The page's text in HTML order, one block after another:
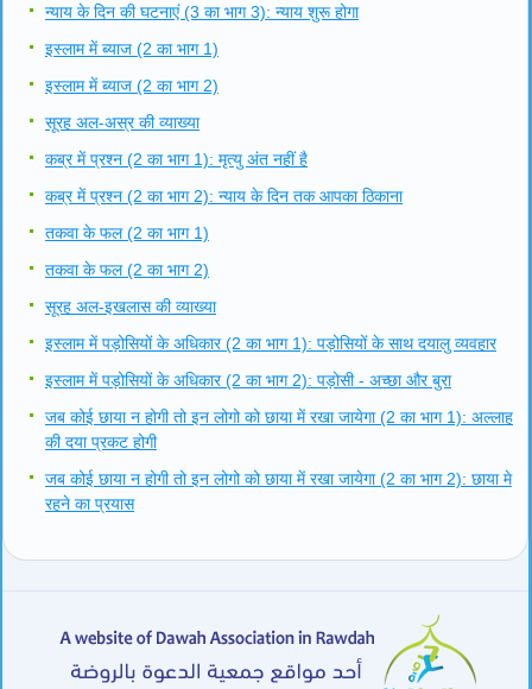
न्याय के दिन की घटनाएं (3 का भाग 3): न्याय शुरू होगा
इस्लाम में ब्याज (2 का भाग 1)
इस्लाम में ब्याज (2 का भाग 2)
सूरह अल-अस्र की व्याख्या
कब्र में प्रश्न (2 का भाग 1): मृत्यु अंत नहीं है
कब्र में प्रश्न (2 का भाग 2): न्याय के दिन तक आपका ठिकाना
तकवा के फल (2 का भाग 1)
तकवा के फल (2 का भाग 2)
सूरह अल-इखलास की व्याख्या
इस्लाम में पड़ोसियों के अधिकार (2 का भाग 1): पड़ोसियों के साथ दयालु व्यवहार
इस्लाम में पड़ोसियों के अधिकार (2 का भाग 2): पड़ोसी - अच्छा और बुरा
जब कोई छाया न होगी तो इन लोगो को छाया में रखा जायेगा (2 का भाग 1): अल्लाह
की दया प्रकट होगी
जब कोई छाया न होगी तो इन लोगो को छाया में रखा जायेगा (2 का भाग 2): छाया मे
रहने का प्रयास